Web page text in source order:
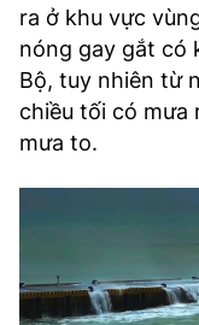
ra ở khu vực
nóng gay gắt có
Bộ, tuy nhiên từ
chiều tối có mưa
mưa to.